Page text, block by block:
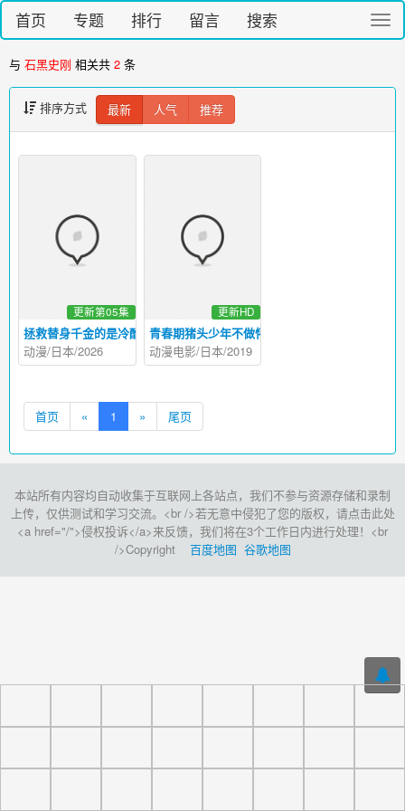
切
换
首页 专题 排行 留言 搜索
与 石黑史刚 相关共 2 条
排序方式 最新 人气 推荐
拯救替身千金的是冷酷无情冰之王子的爱
更新第05集
动漫/日本/2026
青春期猪头少年不做怀梦少女的梦
更新HD
动漫电影/日本/2019
首页 « 1 » 尾页
本站所有内容均自动收集于互联网上各站点，我们不参与资源存储和录制
上传，仅供测试和学习交流。<br />若无意中侵犯了您的版权，请点击此处
<a href="/">侵权投诉</a>来反馈，我们将在3个工作日内进行处理！<br
/>Copyright 百度地图 谷歌地图